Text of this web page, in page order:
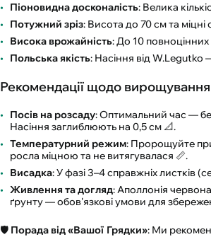
Піоновидна досконалість: Велика
Потужний зріз: Висота до 70 см та
Висока врожайність: До 10
Польська якість: Насіння від W.Legutko
Рекомендації щодо вирощування
Посів на розсаду: Оптимальний час —
Насіння заглиблюють на 0,5 см 📐.
Температурний режим: Пророщуйте
росла міцною та не витягувалася 📏.
Висадка: У фазі 3–4 справжніх листків
Живлення та догляд: Аполлонія
ґрунту — обов'язкові умови для
🛡️ Порада від «Вашої Грядки»: Ми